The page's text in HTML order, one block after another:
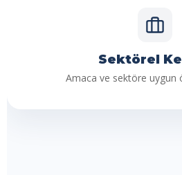
Sektörel
Amaca ve sektöre uygun